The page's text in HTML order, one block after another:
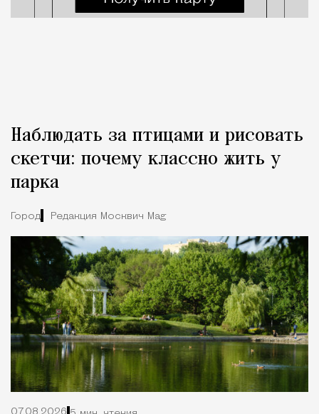
Наблюдать за птицами и рисовать
скетчи: почему классно жить у
парка
Город Редакция Москвич Mag